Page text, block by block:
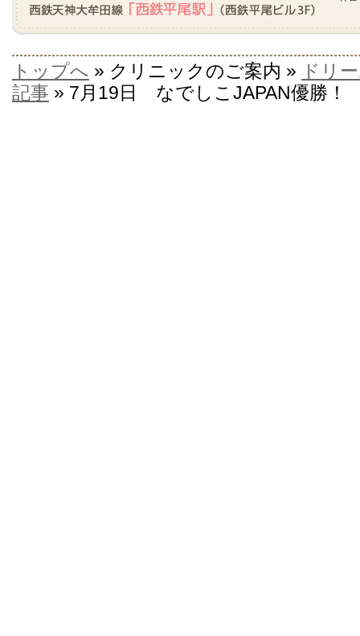
トップへ » クリニックのご案内 » ドリ
記事 » 7月19日 なでしこJAPAN優勝！